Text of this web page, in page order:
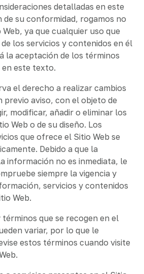
detalladas en este
de su conformidad, rogamos no
ya que cualquier uso que
los servicios y contenidos en él
la aceptación de los términos
en este texto.
el derecho a realizar cambios
previo aviso, con el objeto de
modificar, añadir o eliminar los
Web o de su diseño. Los
que ofrece el Sitio Web se
Debido a que la
información no es inmediata, le
siempre la vigencia y
servicios y contenidos
Web.
términos que se recogen en el
variar, por lo que le
estos términos cuando visite